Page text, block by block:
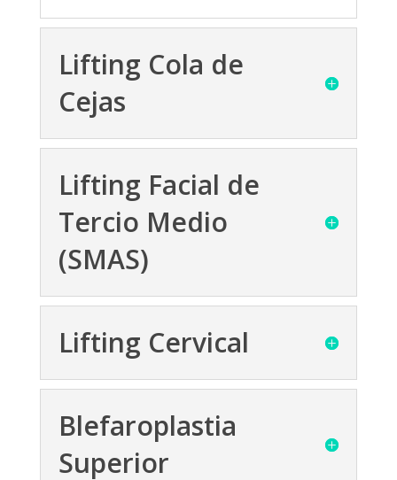
Lifting Cola de
Cejas
Lifting Facial de
Tercio Medio
(SMAS)
Lifting Cervical
Blefaroplastia
Superior